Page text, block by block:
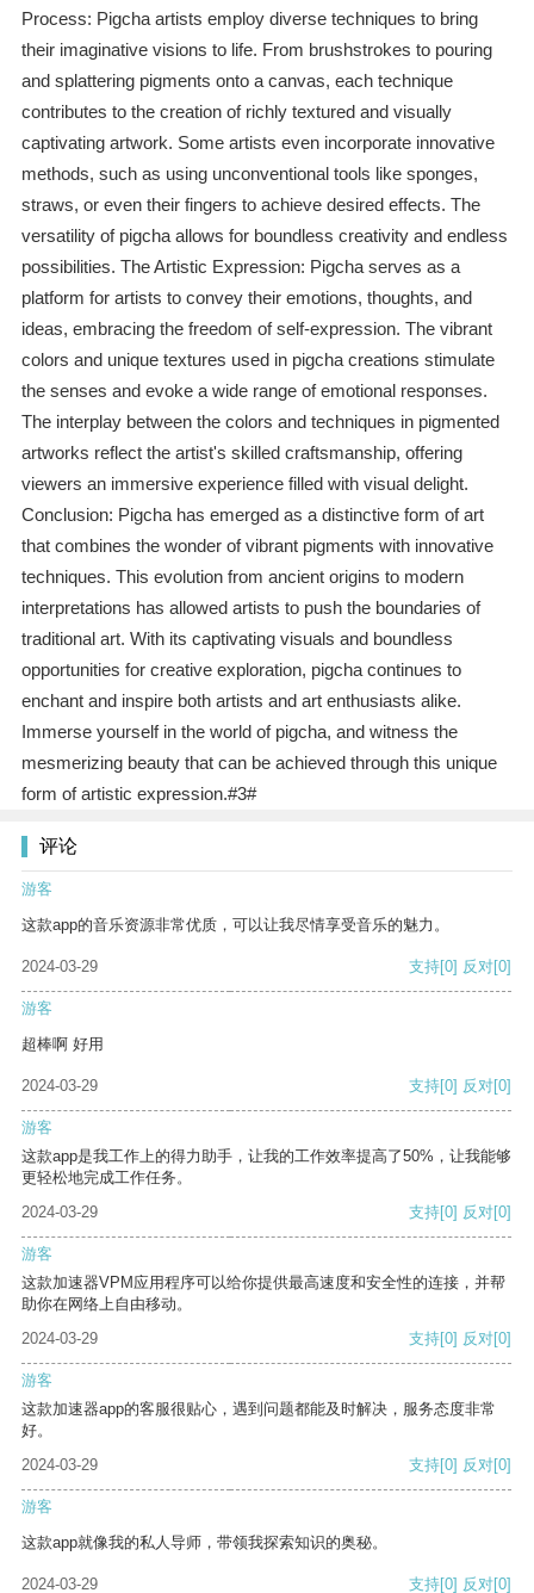
Process: Pigcha artists employ diverse techniques to bring
their imaginative visions to life. From brushstrokes to pouring
and splattering pigments onto a canvas, each technique
contributes to the creation of richly textured and visually
captivating artwork. Some artists even incorporate innovative
methods, such as using unconventional tools like sponges,
straws, or even their fingers to achieve desired effects. The
versatility of pigcha allows for boundless creativity and endless
possibilities. The Artistic Expression: Pigcha serves as a
platform for artists to convey their emotions, thoughts, and
ideas, embracing the freedom of self-expression. The vibrant
colors and unique textures used in pigcha creations stimulate
the senses and evoke a wide range of emotional responses.
The interplay between the colors and techniques in pigmented
artworks reflect the artist's skilled craftsmanship, offering
viewers an immersive experience filled with visual delight.
Conclusion: Pigcha has emerged as a distinctive form of art
that combines the wonder of vibrant pigments with innovative
techniques. This evolution from ancient origins to modern
interpretations has allowed artists to push the boundaries of
traditional art. With its captivating visuals and boundless
opportunities for creative exploration, pigcha continues to
enchant and inspire both artists and art enthusiasts alike.
Immerse yourself in the world of pigcha, and witness the
mesmerizing beauty that can be achieved through this unique
form of artistic expression.#3#
评论
游客
这款app的音乐资源非常优质，可以让我尽情享受音乐的魅力。
2024-03-29 支持[0] 反对[0]
游客
超棒啊 好用
2024-03-29 支持[0] 反对[0]
游客
这款app是我工作上的得力助手，让我的工作效率提高了50%，让我能够
更轻松地完成工作任务。
2024-03-29
支持[0] 反对[0]
游客
这款加速器VPM应用程序可以给你提供最高速度和安全性的连接，并帮
助你在网络上自由移动。
2024-03-29
支持[0] 反对[0]
游客
这款加速器app的客服很贴心，遇到问题都能及时解决，服务态度非常
好。
2024-03-29
支持[0] 反对[0]
游客
这款app就像我的私人导师，带领我探索知识的奥秘。
2024-03-29 支持[0] 反对[0]